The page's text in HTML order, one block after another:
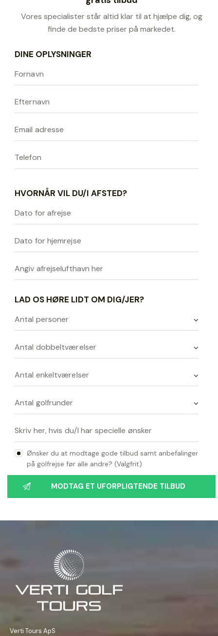
Vores specialister står altid klar til at hjælpe dig, og
finde de bedste priser på markedet.
DINE OPLYSNINGER
HVORNÅR VIL DU/I AFSTED?
LAD OS HØRE LIDT OM DIG/JER?
Ønsker du at modtage gode tilbud samt anbefalinger
på golfrejse før alle andre? (Valgfrit)
Verti Tours ApS